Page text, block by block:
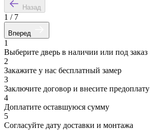
Назад
1 / 7
Вперед
1
Выберите дверь в наличии или под заказ
2
Закажите у нас бесплатный замер
3
Заключите договор и внесите предоплату
4
Доплатите оставшуюся сумму
5
Согласуйте дату доставки и монтажа